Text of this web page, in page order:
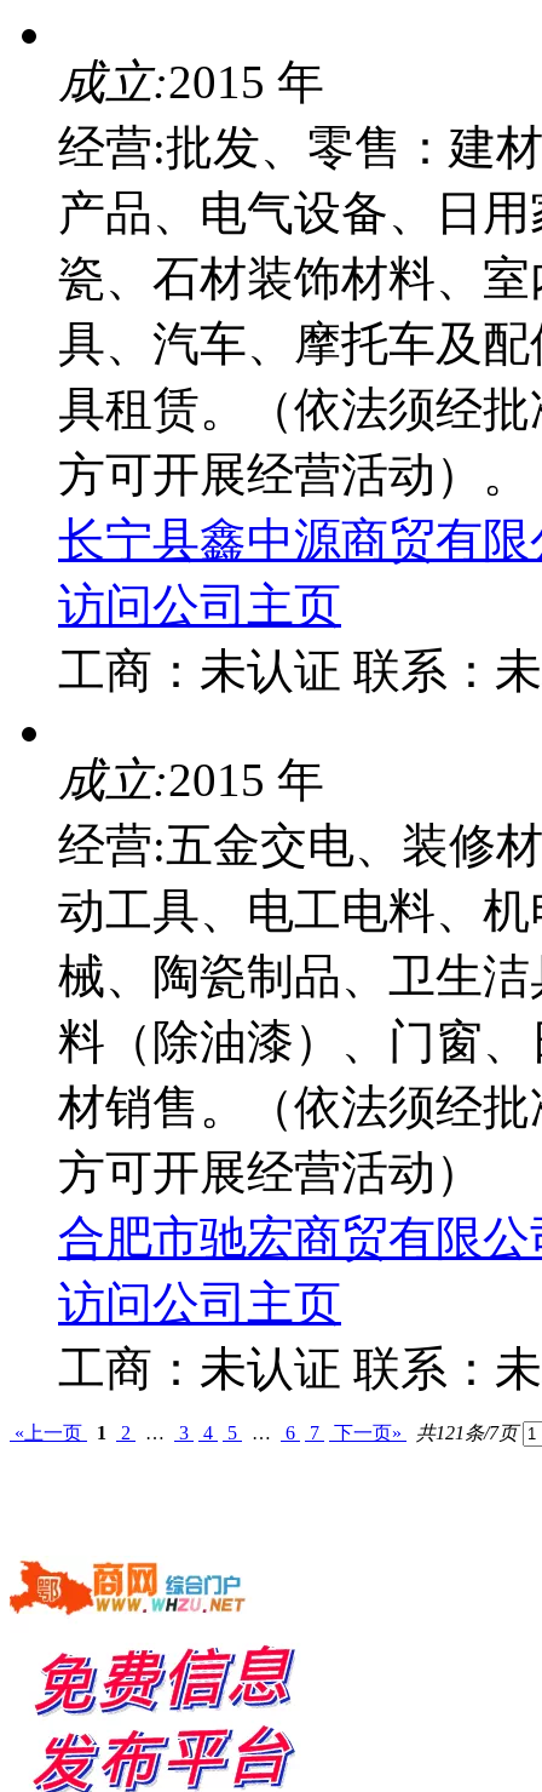
成立:2015 年
经营:批发、零售：建
产品、电气设备、日
瓷、石材装饰材料、
具、汽车、摩托车及
具租赁。（依法须经
方可开展经营活动）。
长宁县鑫中源商贸有限
访问公司主页
工商： 未认证 联系：
成立:2015 年
经营:五金交电、装修
动工具、电工电料、
械、陶瓷制品、卫生
料（除油漆）、门窗
材销售。（依法须经
方可开展经营活动）
合肥市驰宏商贸有限公
访问公司主页
工商： 未认证 联系：
«上一页 1 2 … 3 4 5 … 6 7 下一页» 共121条/7页